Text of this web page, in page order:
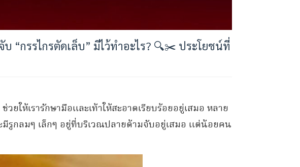
“กรรไกรตัดเล็บ” มีไว้ทำอะไร? 🔍✂️ ประโยชน์ที่
ยให้เรารักษามือและเท้าให้สะอาดเรียบร้อยอยู่เสมอ หลาย
มีรูกลมๆ เล็กๆ อยู่ที่บริเวณปลายด้ามจับอยู่เสมอ แต่น้อยคน